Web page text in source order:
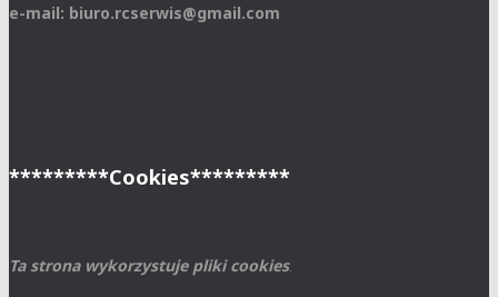
e-mail: biuro.rcserwis@gmail.com
*********Cookies*********
Ta strona wykorzystuje pliki cookies.